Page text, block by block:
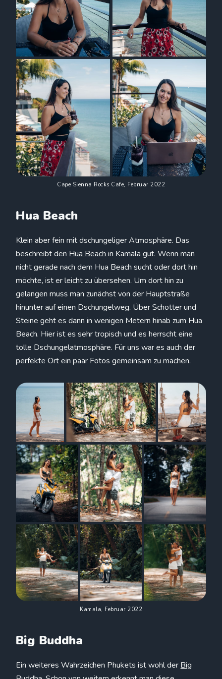
Cape Sienna Rocks Cafe, Februar 2022
Hua Beach
Klein aber fein mit dschungeliger Atmosphäre. Das
beschreibt den Hua Beach in Kamala gut. Wenn man
nicht gerade nach dem Hua Beach sucht oder dort hin
möchte, ist er leicht zu übersehen. Um dort hin zu
gelangen muss man zunächst von der Hauptstraße
hinunter auf einen Dschungelweg. Über Schotter und
Steine geht es dann in wenigen Metern hinab zum Hua
Beach. Hier ist es sehr tropisch und es herrscht eine
tolle Dschungelatmosphäre. Für uns war es auch der
perfekte Ort ein paar Fotos gemeinsam zu machen.
Kamala, Februar 2022
Big Buddha
Ein weiteres Wahrzeichen Phukets ist wohl der Big